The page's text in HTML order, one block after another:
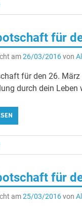
für
am26/03/2016von
für den 26. März
durch dein Leben
für
am25/03/2016von